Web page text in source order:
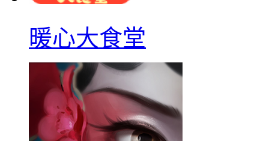
暖心大食堂